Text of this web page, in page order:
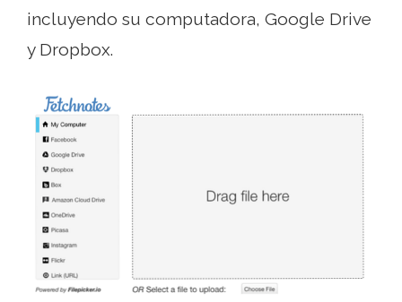
incluyendo su computadora, Google Drive
y Dropbox.